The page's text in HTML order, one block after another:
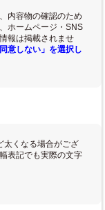
内容物の確認のため
ホームページ・SNS
報は掲載されませ
意しない」を選択し
太くなる場合がござ
表記でも実際の文字